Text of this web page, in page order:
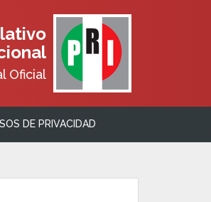
Oficial
DE PRIVACIDAD